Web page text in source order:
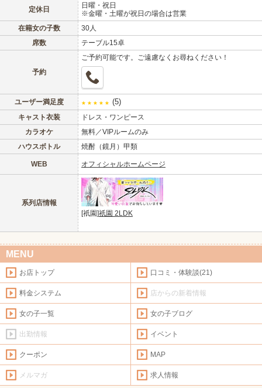
定休日
日曜・祝日
※金曜・土曜が祝日の場合は営業
在籍女の子数
30人
席数
テーブル15卓
予約
ご予約可能です。ご遠慮なくお尋ねください！
ユーザー満足度 ★ ★ ★ ★ ★ (5)
キャスト衣装
ドレス・ワンピース
カラオケ
無料／VIPルームのみ
ハウスボトル
焼酎（鏡月）甲類
WEB オフィシャルホームページ
系列店情報
[祇園]祇園 2LDK
MENU
お店トップ 口コミ・体験談(21)
料金システム 店からの新着情報
女の子一覧 女の子ブログ
出勤情報 イベント
クーポン MAP
メルマガ 求人情報
店舗ログイン
新規会員登録
東海 関西
中四国
沖縄